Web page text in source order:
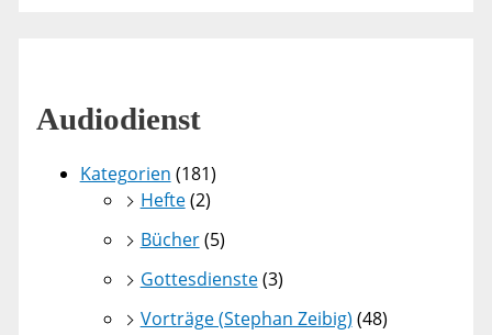
Audiodienst
Kategorien (181)
Hefte(2)
Bücher(5)
Gottesdienste(3)
Vorträge (Stephan Zeibig) (48)